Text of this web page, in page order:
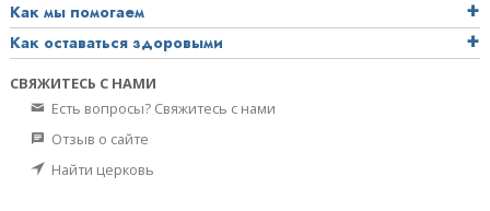
Как мы помогаем
Как оставаться здоровыми
СВЯЖИТЕСЬ С НАМИ
Есть вопросы? Свяжитесь с нами
Отзыв о сайте
Найти церковь